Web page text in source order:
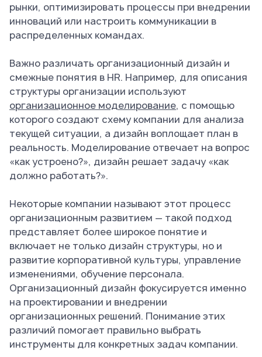
рынки, оптимизировать процессы при внедрении
инноваций или настроить коммуникации в
распределенных командах.
Важно различать организационный дизайн и
смежные понятия в HR. Например, для описания
структуры организации используют
организационное моделирование, с помощью
которого создают схему компании для анализа
текущей ситуации, а дизайн воплощает план в
реальность. Моделирование отвечает на вопрос
«как устроено?», дизайн решает задачу «как
должно работать?».
Некоторые компании называют этот процесс
организационным развитием — такой подход
представляет более широкое понятие и
включает не только дизайн структуры, но и
развитие корпоративной культуры, управление
изменениями, обучение персонала.
Организационный дизайн фокусируется именно
на проектировании и внедрении
организационных решений. Понимание этих
различий помогает правильно выбрать
инструменты для конкретных задач компании.